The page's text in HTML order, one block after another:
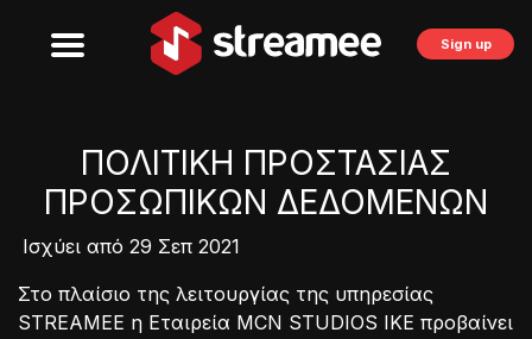
Sign up
ΠΟΛΙΤΙΚΗ ΠΡΟΣΤΑΣΙΑΣ
ΠΡΟΣΩΠΙΚΩΝ ΔΕΔΟΜΕΝΩΝ
Ισχύει από 29 Σεπ 2021
Στο πλαίσιο της λειτουργίας της υπηρεσίας
STREAMEE η Εταιρεία MCN STUDIOS IKE προβαίνει